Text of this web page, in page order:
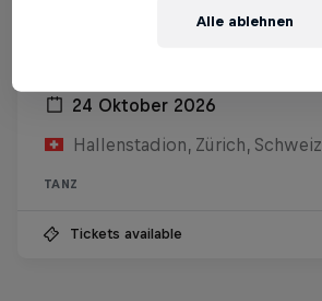
24 Oktober 2026
Hallenstadion, Zürich, Schweiz
TANZ
Tickets available
Alle ablehnen